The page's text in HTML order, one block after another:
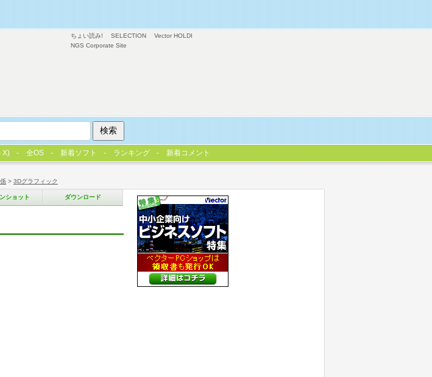
> 3Dグラフィック
ショット ダウンロード
ちょい読み! SELECTION
Vector HOLDI
NGS Corporate Site
X) 全OS 新着ソフト ランキング 新着コメント